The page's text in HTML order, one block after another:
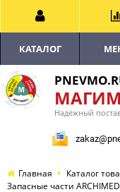
Надёжный
КАТАЛОГ
Главная Каталог
Запасные части